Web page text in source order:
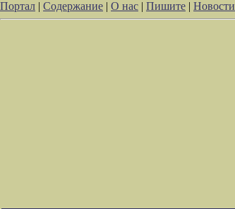
Портал | Содержание | О нас | Пишите | Новости